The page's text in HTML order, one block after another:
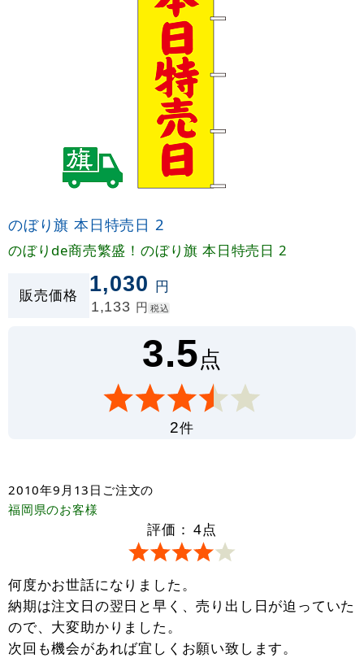
のぼり旗 本日特売日 2
のぼりde商売繁盛！のぼり旗 本日特売日 2
販売価格 1,030 円
1,133 円 税込
3.5点
2件
2010年9月13日 ご注文の
福岡県のお客様
評価： 4点
何度かお世話になりました。
納期は注文日の翌日と早く、売り出し日が迫っていた
ので、大変助かりました。
次回も機会があれば宜しくお願い致します。